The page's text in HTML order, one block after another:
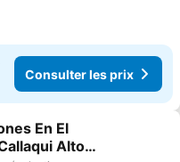
Consulter les prix
à mes favoris
En El
Alto